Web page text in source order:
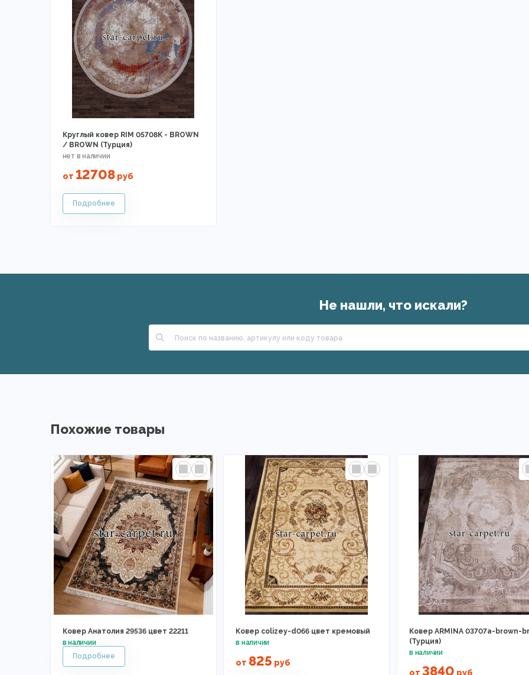
Круглый ковер RIM 05708K - BROWN
/ BROWN (Турция)
от 12708руб
Не нашли, что искали?
Похожие товары
Ковер Анатолия 29536 цвет 22211 Ковер colizey-d066 цвет кремовый
от 825 руб
Ковер ARMINA 03707a-brown-
(Турция)
от 3840 руб